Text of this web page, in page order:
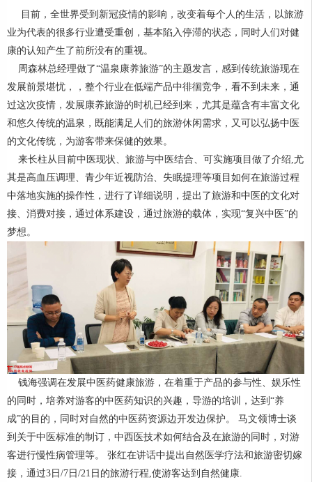
目前，全世界受到新冠疫情的影响，改变着每个人的生活，以旅游
业为代表的很多行业遭受重创，基本陷入停滞的状态，同时人们对健
康的认知产生了前所没有的重视。
周森林总经理做了“温泉康养旅游”的主题发言，感到传统旅游现在
发展前景堪忧，，整个行业在低端产品中徘徊竞争，看不到未来，通
过这次疫情，发展康养旅游的时机已经到来，尤其是蕴含有丰富文化
和悠久传统的温泉，既能满足人们的旅游休闲需求，又可以弘扬中医
的文化传统，为游客带来保健的效果。
来长柱从目前中医现状、旅游与中医结合、可实施项目做了介绍,尤
其是高血压调理、青少年近视防治、失眠提理等项目如何在旅游过程
中落地实施的操作性，进行了详细说明，提出了旅游和中医的文化对
接、消费对接，通过体系建设，通过旅游的载体，实现“复兴中医”的
梦想。
钱海强调在发展中医药健康旅游，在着重于产品的参与性、娱乐性
的同时，培养对游客的中医药知识的兴趣，导游的培训，达到“养
成”的目的，同时对自然的中医药资源边开发边保护。 马文领博士谈
到关于中医标准的制订，中西医技术如何结合及在旅游的同时，对游
客进行慢性病管理等。 张红在讲话中提出自然医学疗法和旅游密切嫁
接，通过3日/7日/21日的旅游行程,使游客达到自然健康.